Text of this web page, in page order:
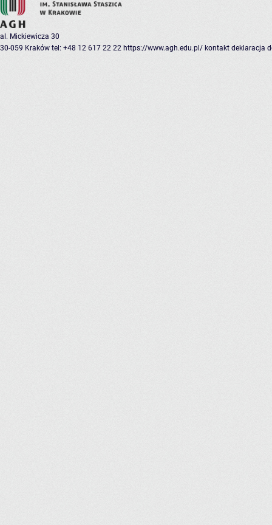
al. Mickiewicza 30
30-059 Kraków tel: +48 12 617 22 22 https://www.agh.edu.pl/ kontakt deklaracja